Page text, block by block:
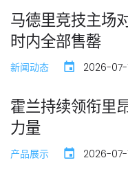
马德里竞技主场
时内全部售罄
新闻动态 2026-07-
霍兰持续领衔里
力量
产品展示 2026-07-